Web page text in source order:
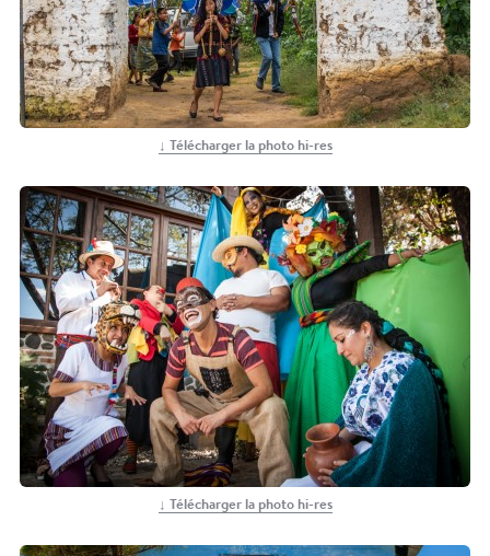
↓ Télécharger la photo hi-res
↓ Télécharger la photo hi-res